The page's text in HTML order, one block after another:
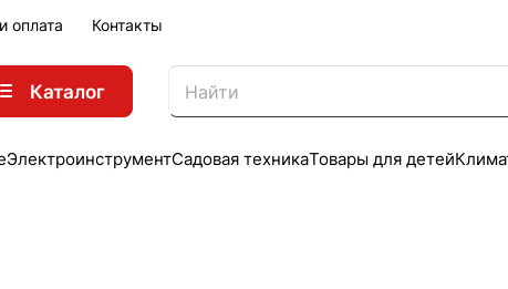
оплата Контакты
Каталог
ЭлектроинструментСадовая техникаТовары для детей